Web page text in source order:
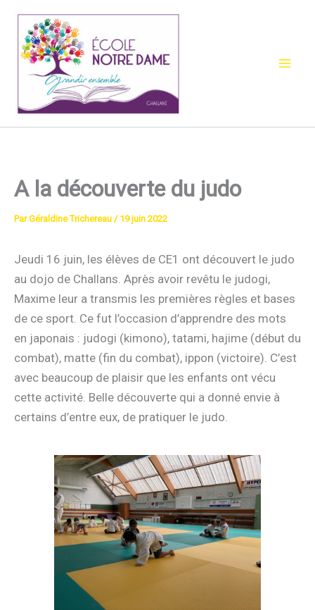
contenu
A la découverte du judo
ParGéraldine Trichereau / 19 juin 2022
Jeudi 16 juin, les élèves de CE1 ont découvert le judo
au dojo de Challans. Après avoir revêtu le judogi,
Maxime leur a transmis les premières règles et bases
de ce sport. Ce fut l’occasion d’apprendre des mots
en japonais : judogi (kimono), tatami, hajime (début du
combat), matte (fin du combat), ippon (victoire). C’est
avec beaucoup de plaisir que les enfants ont vécu
cette activité. Belle découverte qui a donné envie à
certains d’entre eux, de pratiquer le judo.